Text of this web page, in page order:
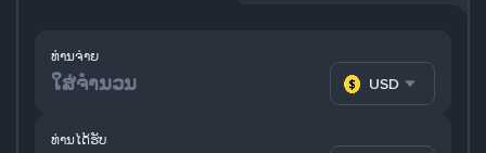
ທ່ານຈ່າຍ
USD
ທ່ານໄດ້ຮັບ